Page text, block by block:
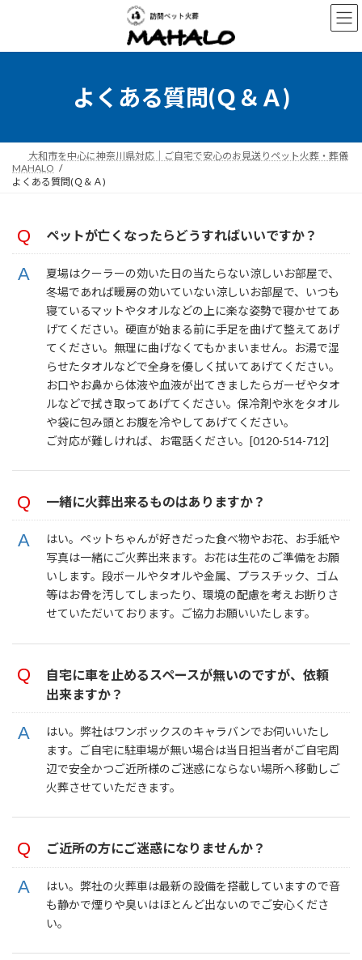
ン
ー
よくある質問(Ｑ＆Ａ)
大和市を中心に神奈川県対応｜ご自宅で安心のお見送りペット火葬・葬儀
MAHALO
よくある質問(Ｑ＆Ａ)
ペットが亡くなったらどうすればいいですか？
夏場はクーラーの効いた日の当たらない涼しいお部屋で、
冬場であれば暖房の効いていない涼しいお部屋で、いつも
寝ているマットやタオルなどの上に楽な姿勢で寝かせてあ
げてください。硬直が始まる前に手足を曲げて整えてあげ
てください。無理に曲げなくてもかまいません。お湯で湿
らせたタオルなどで全身を優しく拭いてあげてください。
お口やお鼻から体液や血液が出てきましたらガーゼやタオ
ルなどで拭き取ってあげてください。保冷剤や氷をタオル
や袋に包み頭とお腹を冷やしてあげてください。
ご対応が難しければ、お電話ください。[0120-514-712]
一緒に火葬出来るものはありますか？
はい。ペットちゃんが好きだった食べ物やお花、お手紙や
写真は一緒にご火葬出来ます。お花は生花のご準備をお願
いします。段ボールやタオルや金属、プラスチック、ゴム
等はお骨を汚してしまったり、環境の配慮を考えお断りさ
せていただいております。ご協力お願いいたします。
自宅に車を止めるスペースが無いのですが、依頼
出来ますか？
はい。弊社はワンボックスのキャラバンでお伺いいたし
ます。ご自宅に駐車場が無い場合は当日担当者がご自宅周
辺で安全かつご近所様のご迷惑にならない場所へ移動しご
火葬させていただきます。
ご近所の方にご迷惑になりませんか？
はい。弊社の火葬車は最新の設備を搭載していますので音
も静かで煙りや臭いはほとんど出ないのでご安心くださ
い。